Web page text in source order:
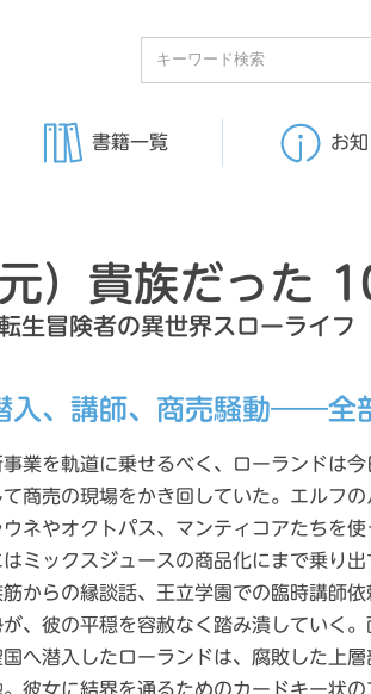
書籍一覧 お
）貴族だった
生冒険者の異世界スローライフ
入、講師、商売騒動――全
事業を軌道に乗せるべく、ローランドは
て商売の現場をかき回していた。エルフ
ウネやオクトパス、マンティコアたちを
はミックスジュースの商品化にまで乗り
筋からの縁談話、王立学園での臨時講師
が、彼の平穏を容赦なく踏み潰していく
国へ潜入したローランドは、腐敗した上
。彼女に結界を通るためのカードキー状